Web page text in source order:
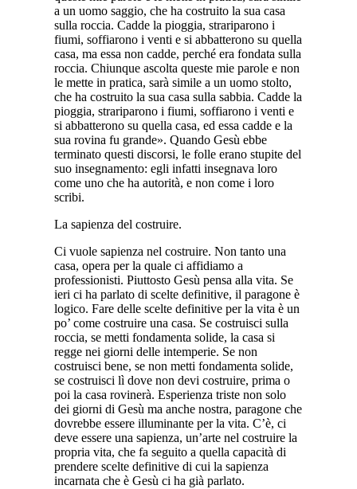
a un uomo saggio, che ha costruito la sua casa
sulla roccia. Cadde la pioggia, strariparono i
fiumi, soffiarono i venti e si abbatterono su quella
casa, ma essa non cadde, perché era fondata sulla
roccia. Chiunque ascolta queste mie parole e non
le mette in pratica, sarà simile a un uomo stolto,
che ha costruito la sua casa sulla sabbia. Cadde la
pioggia, strariparono i fiumi, soffiarono i venti e
si abbatterono su quella casa, ed essa cadde e la
sua rovina fu grande». Quando Gesù ebbe
terminato questi discorsi, le folle erano stupite del
suo insegnamento: egli infatti insegnava loro
come uno che ha autorità, e non come i loro
scribi.
La sapienza del costruire.
Ci vuole sapienza nel costruire. Non tanto una
casa, opera per la quale ci affidiamo a
professionisti. Piuttosto Gesù pensa alla vita. Se
ieri ci ha parlato di scelte definitive, il paragone è
logico. Fare delle scelte definitive per la vita è un
po’ come costruire una casa. Se costruisci sulla
roccia, se metti fondamenta solide, la casa si
regge nei giorni delle intemperie. Se non
costruisci bene, se non metti fondamenta solide,
se costruisci lì dove non devi costruire, prima o
poi la casa rovinerà. Esperienza triste non solo
dei giorni di Gesù ma anche nostra, paragone che
dovrebbe essere illuminante per la vita. C’è, ci
deve essere una sapienza, un’arte nel costruire la
propria vita, che fa seguito a quella capacità di
prendere scelte definitive di cui la sapienza
incarnata che è Gesù ci ha già parlato.